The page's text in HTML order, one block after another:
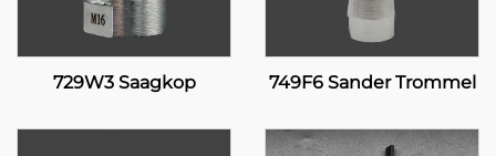
729W3 Saagkop 749F6 Sander Trommel